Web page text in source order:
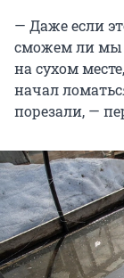
— Даже если
сможем ли мы
на сухом
начал
порезали, —